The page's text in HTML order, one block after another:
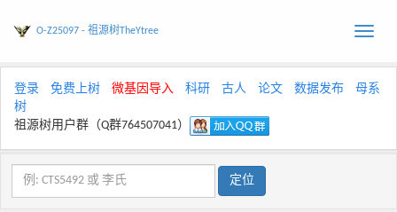
Toggle
O-Z25097 - 祖源树TheYtree
登录 免费上树 微基因导入 科研 古人 论文 数据发布
母系
树
祖源树用户群（Q群764507041）